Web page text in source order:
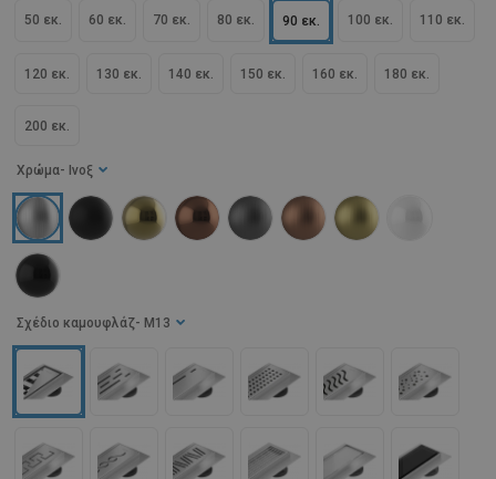
50 εκ. 60 εκ. 70 εκ. 80 εκ. 90 εκ. 100 εκ. 110 εκ.
120 εκ. 130 εκ. 140 εκ. 150 εκ. 160 εκ. 180 εκ.
200 εκ.
Χρώμα - Ινοξ
Σχέδιο καμουφλάζ - M13